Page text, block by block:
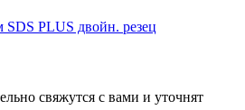
PLUS двойн. резец
свяжутся с вами и уточнят